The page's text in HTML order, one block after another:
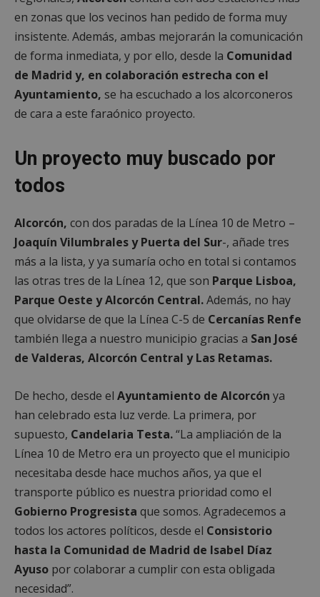
en zonas que los vecinos han pedido de forma muy
insistente. Además, ambas mejorarán la comunicación
de forma inmediata, y por ello, desde la Comunidad
de Madrid y, en colaboración estrecha con el
Ayuntamiento, se ha escuchado a los alcorconeros
de cara a este faraónico proyecto.
Un proyecto muy buscado por
todos
Alcorcón, con dos paradas de la Línea 10 de Metro –
Joaquín Vilumbrales y Puerta del Sur-, añade tres
más a la lista, y ya sumaría ocho en total si contamos
las otras tres de la Línea 12, que son Parque Lisboa,
Parque Oeste y Alcorcón Central.Además, no hay
que olvidarse de que la Línea C-5 de Cercanías Renfe
también llega a nuestro municipio gracias a San José
de Valderas, Alcorcón Central y Las Retamas.
De hecho, desde el Ayuntamiento de Alcorcón ya
han celebrado esta luz verde. La primera, por
supuesto, Candelaria Testa.“La ampliación de la
Línea 10 de Metro era un proyecto que el municipio
necesitaba desde hace muchos años, ya que el
transporte público es nuestra prioridad como el
Gobierno Progresista que somos. Agradecemos a
todos los actores políticos, desde el Consistorio
hasta la Comunidad de Madrid de Isabel Díaz
Ayuso por colaborar a cumplir con esta obligada
necesidad”.